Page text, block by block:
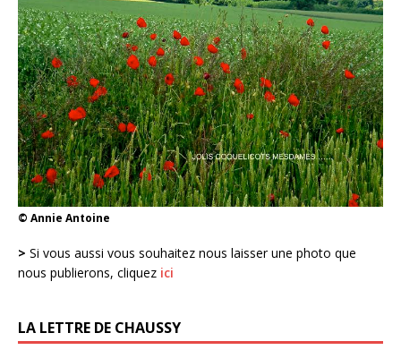
© Annie Antoine
> Si vous aussi vous souhaitez nous laisser une photo que
nous publierons, cliquez ici
LA LETTRE DE CHAUSSY